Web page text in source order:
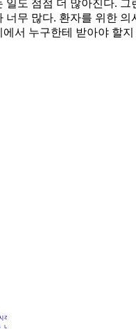
도 점점 더 많아진다.
무 많다. 환자를 위한
서 누구한테 받아야 할